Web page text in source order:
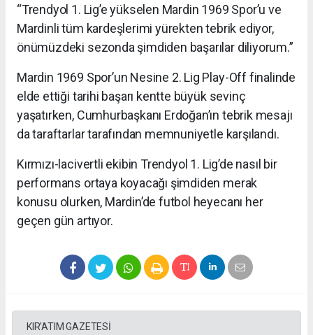
“Trendyol 1. Lig’e yükselen Mardin 1969 Spor’u ve
Mardinli tüm kardeşlerimi yürekten tebrik ediyor,
önümüzdeki sezonda şimdiden başarılar diliyorum.”
Mardin 1969 Spor’un Nesine 2. Lig Play-Off finalinde
elde ettiği tarihi başarı kentte büyük sevinç
yaşatırken, Cumhurbaşkanı Erdoğan’ın tebrik mesajı
da taraftarlar tarafından memnuniyetle karşılandı.
Kırmızı-lacivertli ekibin Trendyol 1. Lig’de nasıl bir
performans ortaya koyacağı şimdiden merak
konusu olurken, Mardin’de futbol heyecanı her
geçen gün artıyor.
KIR'ATIM GAZETESİ